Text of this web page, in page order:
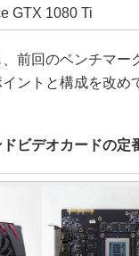
GTX 1080 Ti
前回のベンチマー
ントと構成を改め
ビデオカードの